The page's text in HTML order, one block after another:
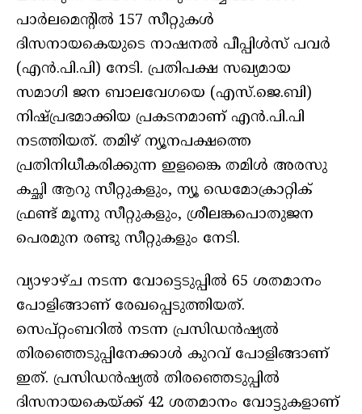
പാർലമെന്റിൽ 157 സീറ്റുകൾ
ദിസനായകെയുടെ നാഷനല്‍ പീപ്പിള്‍സ് പവര്‍
(എന്‍.പി.പി) നേടി. പ്രതിപക്ഷ സഖ്യമായ
സമാഗി ജന ബാലവേഗയെ (എസ്‌.ജെ.ബി)
നിഷ്പ്രഭമാക്കിയ പ്രകടനമാണ് എൻ.പി.പി
നടത്തിയത്. തമിഴ് ന്യൂനപക്ഷത്തെ
പ്രതിനിധീകരിക്കുന്ന ഇളങ്കൈ തമിള്‍ അരസു
കച്ഛി ആറു സീറ്റുകളും, ന്യൂ ഡെമോക്രാറ്റിക്
ഫ്രണ്ട് മൂന്നു സീറ്റുകളും, ശ്രീലങ്കപൊതുജന
പെരമുന രണ്ടു സീറ്റുകളും നേടി.
വ്യാഴാഴ്ച നടന്ന വോട്ടെടുപ്പില്‍ 65 ശതമാനം
പോളിങ്ങാണ് രേഖപ്പെടുത്തിയത്.
സെപ്റ്റംബറില്‍ നടന്ന പ്രസിഡന്‍ഷ്യല്‍
തിരഞ്ഞെടുപ്പിനേക്കാള്‍ കുറവ് പോളിങ്ങാണ്
ഇത്. പ്രസിഡന്‍ഷ്യല്‍ തിരഞ്ഞെടുപ്പില്‍
ദിസനായകെയ്ക്ക് 42 ശതമാനം വോട്ടുകളാണ്